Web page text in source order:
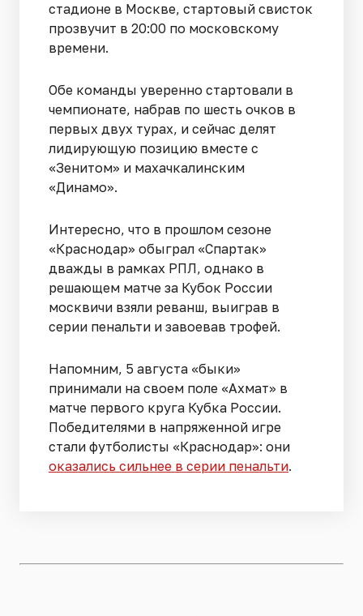
стадионе в Москве, стартовый свисток
прозвучит в 20:00 по московскому
времени.
Обе команды уверенно стартовали в
чемпионате, набрав по шесть очков в
первых двух турах, и сейчас делят
лидирующую позицию вместе с
«Зенитом» и махачкалинским
«Динамо».
Интересно, что в прошлом сезоне
«Краснодар» обыграл «Спартак»
дважды в рамках РПЛ, однако в
решающем матче за Кубок России
москвичи взяли реванш, выиграв в
серии пенальти и завоевав трофей.
Напомним, 5 августа «быки»
принимали на своем поле «Ахмат» в
матче первого круга Кубка России.
Победителями в напряженной игре
стали футболисты «Краснодар»: они
оказались сильнее в серии пенальти.